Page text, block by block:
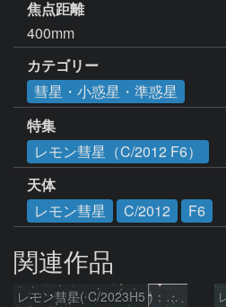
焦点距離
400mm
カテゴリー
彗星・小惑星・準惑星
特集
レモン彗星（C/2012 F6）
天体
レモン彗星
C/2012 F6
関連作品
レモン彗星( C/2023H5 )：2026/05/20